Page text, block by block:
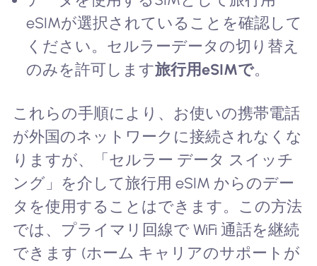
eSIMが選択されていることを確認して
ください。セルラーデータの切り替え
のみを許可します旅行用eSIMで。
これらの手順により、お使いの携帯電話
が外国のネットワークに接続されなくな
りますが、「セルラー データ スイッチ
ング」を介して旅行用 eSIM からのデー
タを使用することはできます。この方法
では、プライマリ回線で WiFi 通話を継続
できます (ホーム キャリアのサポートが